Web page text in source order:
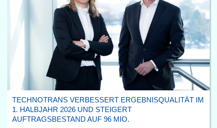
TECHNOTRANS VERBESSERT ERGEBNISQUALITÄT IM
1. HALBJAHR 2026 UND STEIGERT
AUFTRAGSBESTAND AUF 96 MIO.